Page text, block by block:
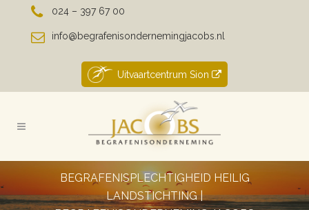
024 – 397 67 00
info@begrafenisondernemingjacobs.nl
Uitvaartcentrum Sion
BEGRAFENISPLECHTIGHEID HEILIG
LANDSTICHTING |